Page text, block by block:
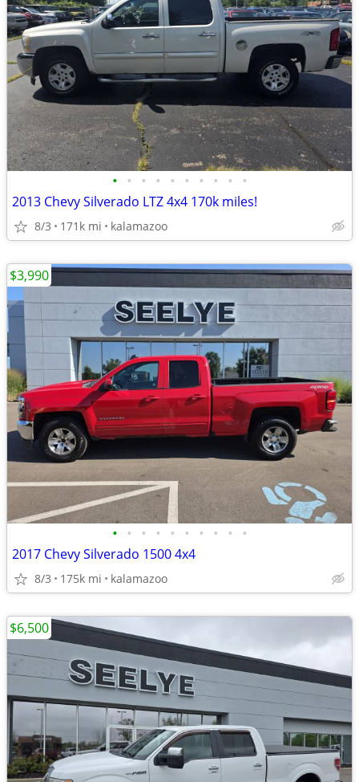
• • • • • • • • • •
2013 Chevy Silverado LTZ 4x4 170k miles!
8/3 171k mi kalamazoo
• • • • • • • • • •
2017 Chevy Silverado 1500 4x4
8/3 175k mi kalamazoo
$3,990
$6,500